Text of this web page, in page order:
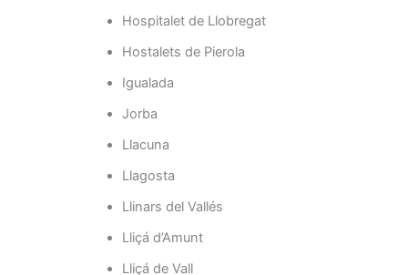
Hospitalet de Llobregat
Hostalets de Pierola
Igualada
Jorba
Llacuna
Llagosta
Llinars del Vallés
Lliçá d’Amunt
Lliçá de Vall